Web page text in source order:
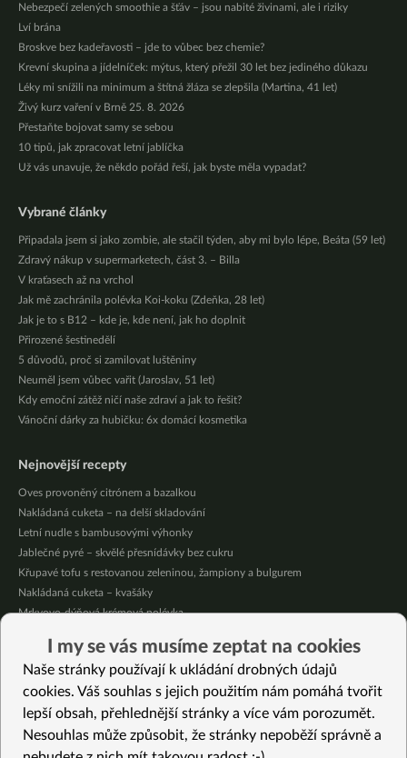
Nebezpečí zelených smoothie a šťáv – jsou nabité živinami, ale i riziky
Lví brána
Broskve bez kadeřavosti – jde to vůbec bez chemie?
Krevní skupina a jídelníček: mýtus, který přežil 30 let bez jediného důkazu
Léky mi snížili na minimum a štítná žláza se zlepšila (Martina, 41 let)
Živý kurz vaření v Brně 25. 8. 2026
Přestaňte bojovat samy se sebou
10 tipů, jak zpracovat letní jablíčka
Už vás unavuje, že někdo pořád řeší, jak byste měla vypadat?
Vybrané články
Připadala jsem si jako zombie, ale stačil týden, aby mi bylo lépe, Beáta (59 let)
Zdravý nákup v supermarketech, část 3. – Billa
V kraťasech až na vrchol
Jak mě zachránila polévka Koi-koku (Zdeňka, 28 let)
Jak je to s B12 – kde je, kde není, jak ho doplnit
Přirozené šestinedělí
5 důvodů, proč si zamilovat luštěniny
Neuměl jsem vůbec vařit (Jaroslav, 51 let)
Kdy emoční zátěž ničí naše zdraví a jak to řešit?
Vánoční dárky za hubičku: 6x domácí kosmetika
Nejnovější recepty
Oves provoněný citrónem a bazalkou
Nakládaná cuketa – na delší skladování
Letní nudle s bambusovými výhonky
Jablečné pyré – skvělé přesnídávky bez cukru
Křupavé tofu s restovanou zeleninou, žampiony a bulgurem
Nakládaná cuketa – kvašáky
Mrkvovo-dýňová krémová polévka
Osvěžující čaj s citronovými bylinkami
Nepečený jablečný dort s rybízem
Vybrané recepty
Dýňovo-cuketová pánev se seitanovým “masem”
I my se vás musíme zeptat na cookies
Naše stránky používají k ukládání drobných údajů
cookies. Váš souhlas s jejich použitím nám pomáhá tvořit
lepší obsah, přehlednější stránky a více vám porozumět.
Nesouhlas může způsobit, že stránky nepoběží správně a